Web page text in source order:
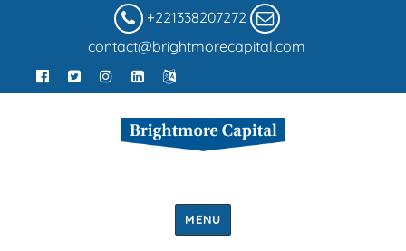
+221338207272
contact@brightmorecapital.com
MENU